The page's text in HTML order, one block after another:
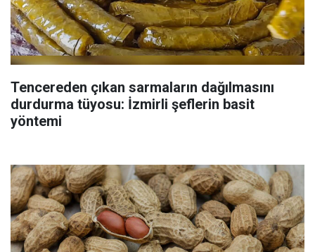
Tencereden çıkan sarmaların dağılmasını
durdurma tüyosu: İzmirli şeflerin basit
yöntemi